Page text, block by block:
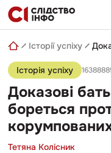
Skip
to
content
пошуковий
запит
Історії успіху
Історія успіху
Доказові
бореться
корумпованих
Тетяна Колісник